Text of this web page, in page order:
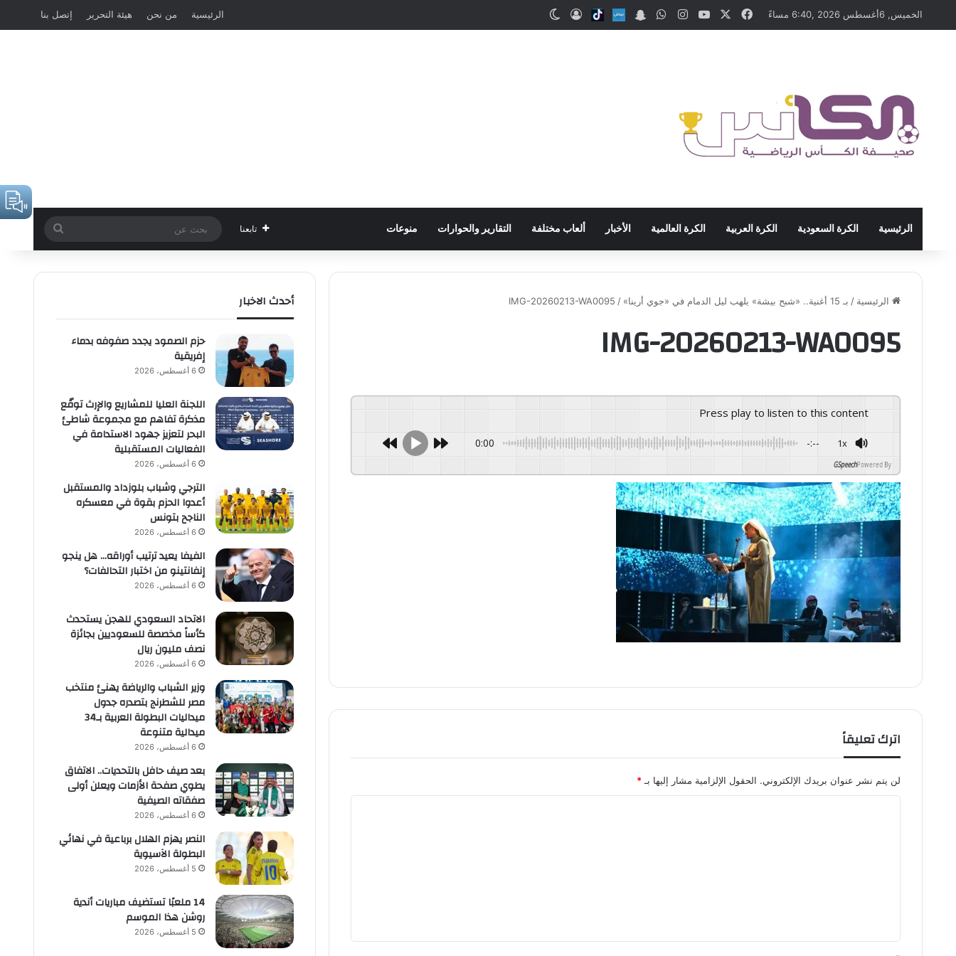
الخميس, 6أغسطس 2026 ,6:40 مساءً فيسبوك ‫YouTubeانستقرامواتسابSnapchat
Nabd
Tiktokتسجيل الدخول الرئيسية من نحن هيئة التحرير إتصل بنا
الرئيسية الكرة السعودية الكرة العربية الكرة العالمية الأخبار ألعاب مختلفة التقارير والحوارات منوعات تابعنا
عن
الرئيسية / بـ 15 أغنية.. «شبح بيشة» يلهب ليل الدمام في «جوي أرينا» /
IMG-20260213-WA0095
IMG-20260213-WA0095
Press play to listen to this content
0:00 -:-- 1x
Powered By
GSpeech
اترك تعليقاً
لن يتم نشر عنوان بريدك الإلكتروني. الحقول الإلزامية مشار إليها بـ *
أحدث الاخبار
حزم الصمود يجدد صفوفه بدماء
إفريقية
6 أغسطس، 2026
اللجنة العليا للمشاريع والإرث توقّع
مذكرة تفاهم مع مجموعة شاطئ
البحر لتعزيز جهود الاستدامة في
الفعاليات المستقبلية
6 أغسطس، 2026
الترجي وشباب بلوزداد والمستقبل
أعدوا الحزم بقوة في معسكره
الناجح بتونس
6 أغسطس، 2026
الفيفا يعيد ترتيب أوراقه… هل ينجو
إنفانتينو من اختبار التحالفات؟
6 أغسطس، 2026
الاتحاد السعودي للهجن يستحدث
كأساً مخصصة للسعوديين بجائزة
نصف مليون ريال
6 أغسطس، 2026
وزير الشباب والرياضة يهنئ منتخب
مصر للشطرنج بتصدره جدول
ميداليات البطولة العربية بـ34
ميدالية متنوعة
6 أغسطس، 2026
بعد صيف حافل بالتحديات.. الاتفاق
يطوي صفحة الأزمات ويعلن أولى
صفقاته الصيفية
6 أغسطس، 2026
النصر يهزم الهلال برباعية في نهائي
البطولة الآسيوية
5 أغسطس، 2026
14 ملعبًا تستضيف مباريات أندية
روشن هذا الموسم
5 أغسطس، 2026